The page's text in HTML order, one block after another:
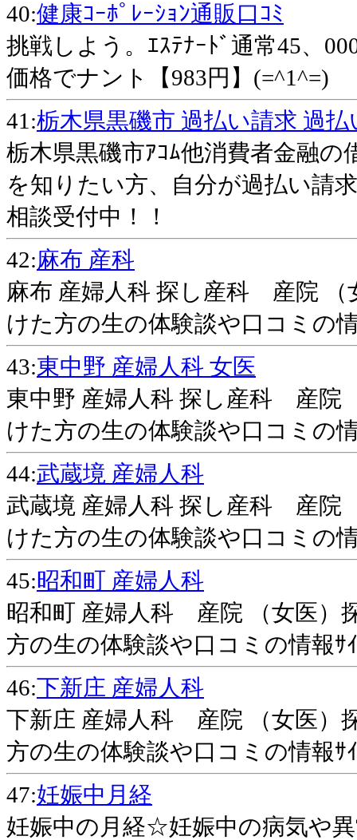
40:健康ｺｰﾎﾟﾚｰｼｮﾝ通販口ｺﾐ
挑戦しよう。ｴｽﾃﾅｰﾄﾞ通常45、
価格でナント【983円】(=^1^=)
41:栃木県黒磯市 過払い請求 過払
栃木県黒磯市ｱｺﾑ他消費者金融
を知りたい方、自分が過払い請
相談受付中！！
42:麻布 産科
麻布 産婦人科 探し産科 産院
けた方の生の体験談や口コミの
43:東中野 産婦人科 女医
東中野 産婦人科 探し産科 産院
けた方の生の体験談や口コミの
44:武蔵境 産婦人科
武蔵境 産婦人科 探し産科 産院
けた方の生の体験談や口コミの
45:昭和町 産婦人科
昭和町 産婦人科 産院 （女医
方の生の体験談や口コミの情報ｻ
46:下新庄 産婦人科
下新庄 産婦人科 産院 （女医
方の生の体験談や口コミの情報ｻ
47:妊娠中月経
妊娠中の月経☆妊娠中の病気や